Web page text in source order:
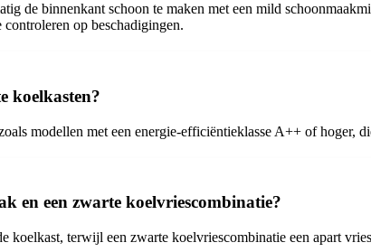
de binnenkant schoon te maken met een mild
op beschadigingen.
koelkasten?
modellen met een energie-efficiëntieklasse A++ of hoger,
en een zwarte koelvriescombinatie?
terwijl een zwarte koelvriescombinatie een apart